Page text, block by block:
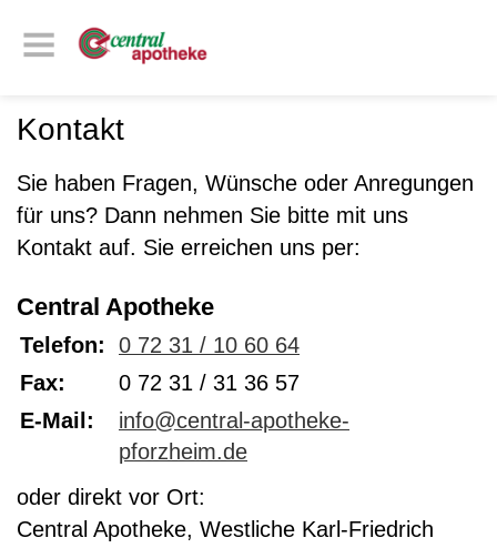
Kontakt
Sie haben Fragen, Wünsche oder Anregungen
für uns? Dann nehmen Sie bitte mit uns
Kontakt auf. Sie erreichen uns per:
Central Apotheke
Telefon:
0 72 31 / 10 60 64
Fax:
0 72 31 / 31 36 57
E-Mail:
info@central-apotheke-
pforzheim.de
oder direkt vor Ort:
Central Apotheke, Westliche Karl-Friedrich